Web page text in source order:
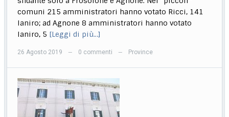
comuni 215 amministratori hanno votato Ricci, 141
Ianiro; ad Agnone 8 amministratori hanno votato
Ianiro, 5 [Leggi di più…]
26 Agosto 2019 — 0 commenti — Province